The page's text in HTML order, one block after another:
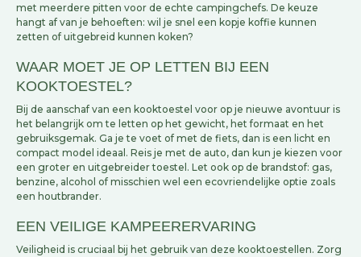
met meerdere pitten voor de echte campingchefs. De keuze
hangt af van je behoeften: wil je snel een kopje koffie kunnen
zetten of uitgebreid kunnen koken?
WAAR MOET JE OP LETTEN BIJ EEN
KOOKTOESTEL?
Bij de aanschaf van een kooktoestel voor op je nieuwe avontuur is
het belangrijk om te letten op het gewicht, het formaat en het
gebruiksgemak. Ga je te voet of met de fiets, dan is een licht en
compact model ideaal. Reis je met de auto, dan kun je kiezen voor
een groter en uitgebreider toestel. Let ook op de brandstof: gas,
benzine, alcohol of misschien wel een ecovriendelijke optie zoals
een houtbrander.
EEN VEILIGE KAMPEERERVARING
Veiligheid is cruciaal bij het gebruik van deze kooktoestellen. Zorg